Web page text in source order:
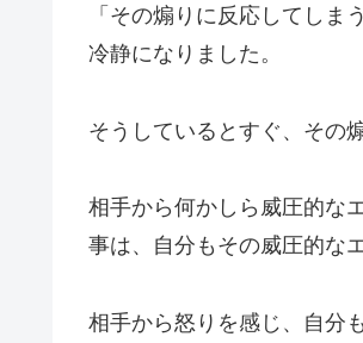
「その煽りに反応してし
冷静になりました。
そうしているとすぐ、その
相手から何かしら威圧的な
事は、自分もその威圧的な
相手から怒りを感じ、自分